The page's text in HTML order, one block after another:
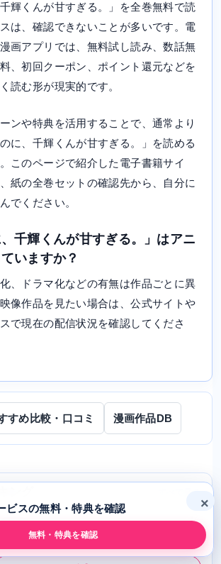
輝くんが甘すぎる。」を全巻無料で読
は、確認できないことが多いです。電
画アプリでは、無料試し読み、数話無
、初回クーポン、ポイント還元などを
読む形が現実的です。
ンや特典を活用することで、通常より
に、千輝くんが甘すぎる。」を読める
このページで紹介した電子書籍サイ
紙の全巻セットの確認先から、自分に
でください。
千輝くんが甘すぎる。」はアニ
いますか？
、ドラマ化などの有無は作品ごとに異
像作品を見たい場合は、公式サイトや
で現在の配信状況を確認してくださ
すめ比較・口コミ 漫画作品DB
ング
マンガ
4.8 ★★★★★
ビスの無料・特典を確認
無料・特典を確認
×